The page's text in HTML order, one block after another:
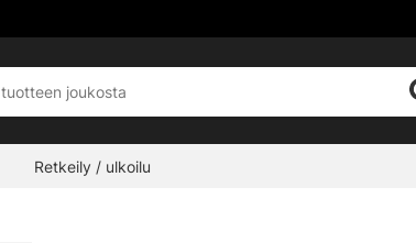
Retkeily / ulkoilu